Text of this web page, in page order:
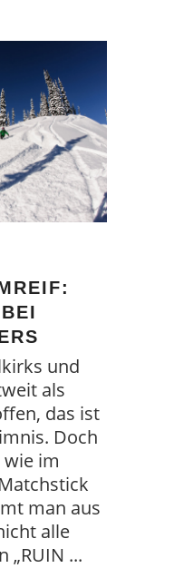
und
als
das ist
Doch
im
man aus
alle
„RUIN